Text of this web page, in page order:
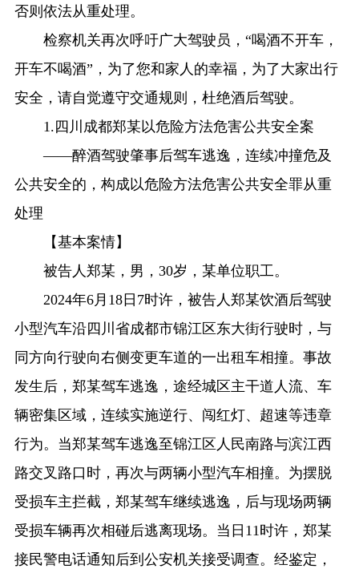
否则依法从重处理。
检察机关再次呼吁广大驾驶员，“喝酒不开车，
开车不喝酒”，为了您和家人的幸福，为了大家出行
安全，请自觉遵守交通规则，杜绝酒后驾驶。
1.四川成都郑某以危险方法危害公共安全案
——醉酒驾驶肇事后驾车逃逸，连续冲撞危及
公共安全的，构成以危险方法危害公共安全罪从重
处理
【基本案情】
被告人郑某，男，30岁，某单位职工。
2024年6月18日7时许，被告人郑某饮酒后驾驶
小型汽车沿四川省成都市锦江区东大街行驶时，与
同方向行驶向右侧变更车道的一出租车相撞。事故
发生后，郑某驾车逃逸，途经城区主干道人流、车
辆密集区域，连续实施逆行、闯红灯、超速等违章
行为。当郑某驾车逃逸至锦江区人民南路与滨江西
路交叉路口时，再次与两辆小型汽车相撞。为摆脱
受损车主拦截，郑某驾车继续逃逸，后与现场两辆
受损车辆再次相碰后逃离现场。当日11时许，郑某
接民警电话通知后到公安机关接受调查。经鉴定，